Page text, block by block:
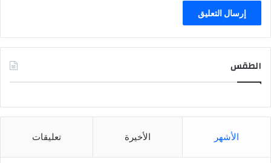
الطقس
الأشهر الأخيرة تعليقات